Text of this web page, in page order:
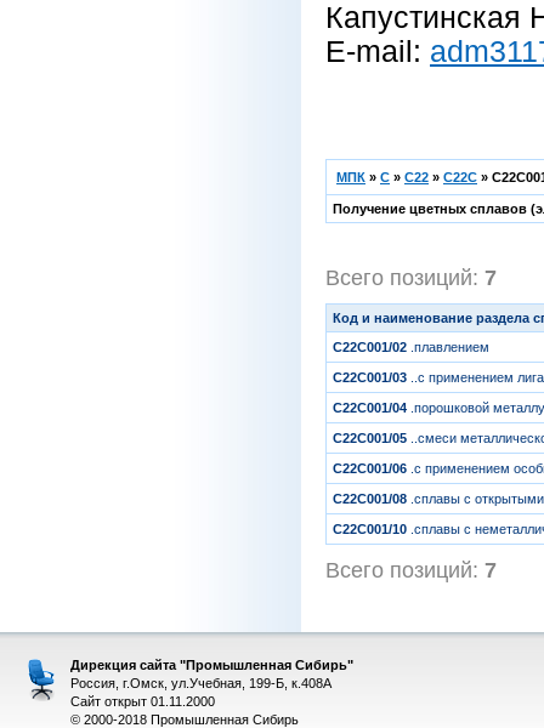
Капустинская
E-mail:
МПК » C » C22 » C22C »
Получение цветных сплавов
Всего позиций: 7
Код и наименование раздела
C22C001/02 .плавлением
C22C001/03 ..с применением
C22C001/04 .порошковой
C22C001/05 ..смеси
C22C001/06 .с применением
C22C001/08 .сплавы с
C22C001/10 .сплавы с
Всего позиций: 7
Дирекция сайта "Промышленная Сибирь"
Россия, г.Омск, ул.Учебная, 199-Б, к.408А
Сайт открыт 01.11.2000
© 2000-2018 Промышленная Сибирь